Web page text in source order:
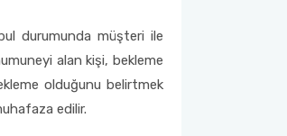
durumunda müşteri ile
alan kişi, bekleme
olduğunu belirtmek
edilir.